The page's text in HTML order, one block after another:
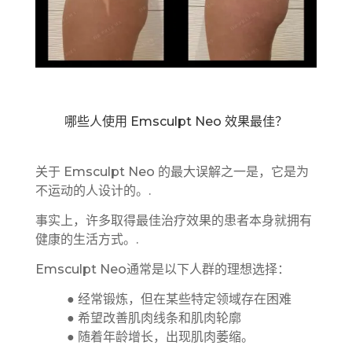
哪些人使用 Emsculpt Neo 效果最佳？
关于 Emsculpt Neo 的最大误解之一是，它是为
不运动的人设计的。.
事实上，许多取得最佳治疗效果的患者本身就拥有
健康的生活方式。.
Emsculpt Neo通常是以下人群的理想选择：
● 经常锻炼，但在某些特定领域存在困难
● 希望改善肌肉线条和肌肉轮廓
● 随着年龄增长，出现肌肉萎缩。